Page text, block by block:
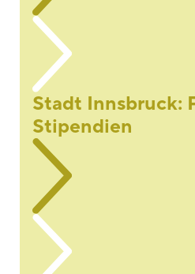
Stadt Innsbruck:
Stipendien